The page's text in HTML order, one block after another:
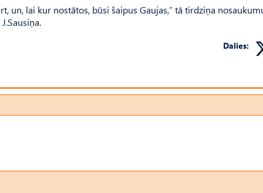
un, lai kur nostātos, būsi šaipus Gaujas,” tā tirdziņa
Dalies: